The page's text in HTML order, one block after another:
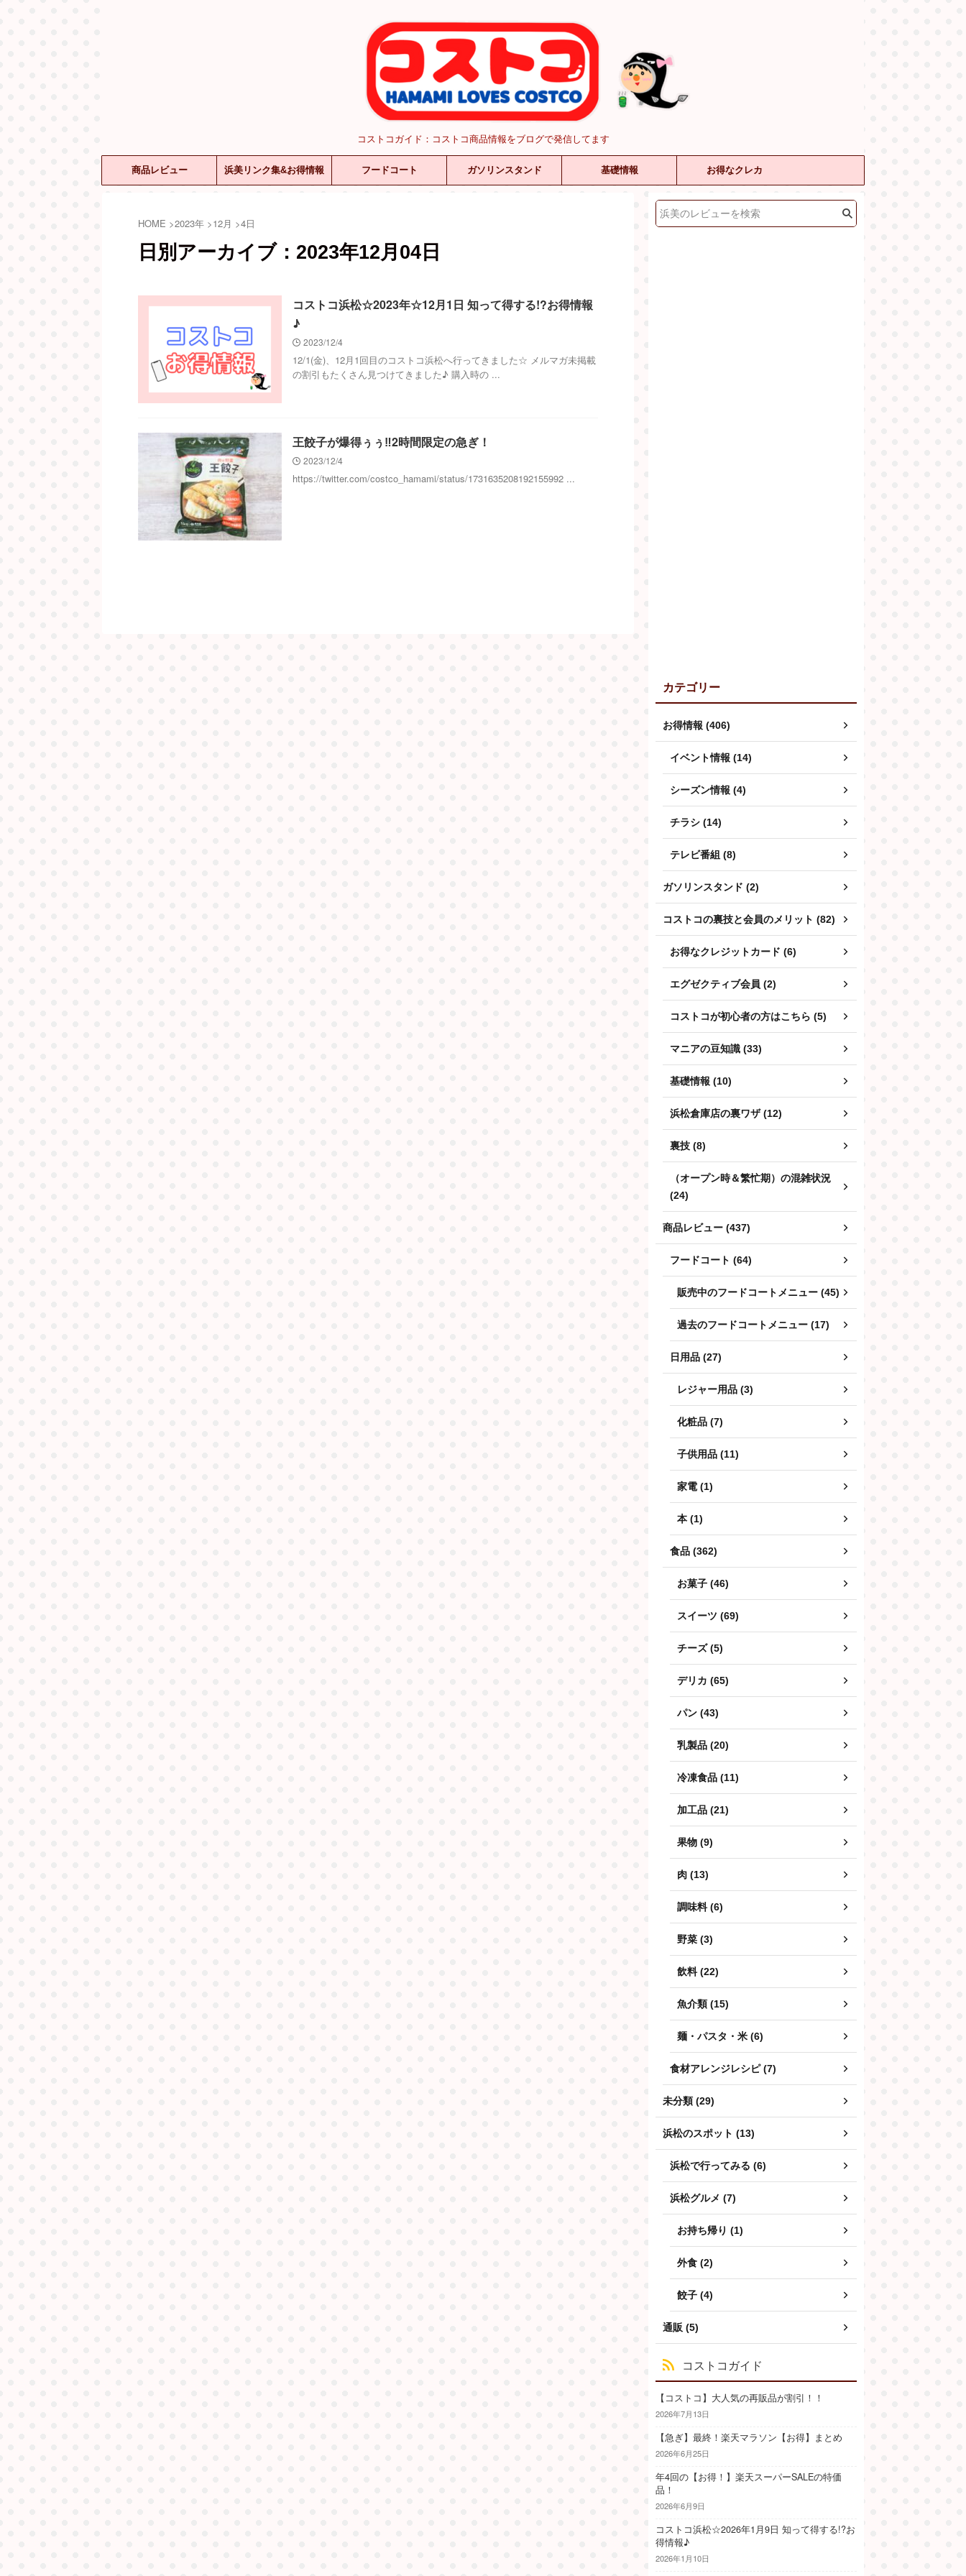
コストコガイド：コストコ商品情報をブログで発信してます
商品レビュー 浜美リンク集&お得情報 フードコート ガソリンスタンド 基礎情報 お得なクレカ
HOME >2023年 >12月 >4日
日別アーカイブ：2023年12月04日
コストコ浜松☆2023年☆12月1日 知って得する!?お得情報
♪
2023/12/4
12/1(金)、12月1回目のコストコ浜松へ行ってきました☆ メルマガ未掲載
の割引もたくさん見つけてきました♪ 購入時の ...
王餃子が爆得ぅぅ‼2時間限定の急ぎ！
2023/12/4
https://twitter.com/costco_hamami/status/1731635208192155992 ...
カテゴリー
お得情報 (406)
イベント情報 (14)
シーズン情報 (4)
チラシ (14)
テレビ番組 (8)
ガソリンスタンド (2)
コストコの裏技と会員のメリット (82)
お得なクレジットカード (6)
エグゼクティブ会員 (2)
コストコが初心者の方はこちら (5)
マニアの豆知識 (33)
基礎情報 (10)
浜松倉庫店の裏ワザ (12)
裏技 (8)
（オープン時＆繁忙期）の混雑状況
(24)
商品レビュー (437)
フードコート (64)
販売中のフードコートメニュー (45)
過去のフードコートメニュー (17)
日用品 (27)
レジャー用品 (3)
化粧品 (7)
子供用品 (11)
家電 (1)
本 (1)
食品 (362)
お菓子 (46)
スイーツ (69)
チーズ (5)
デリカ (65)
パン (43)
乳製品 (20)
冷凍食品 (11)
加工品 (21)
果物 (9)
肉 (13)
調味料 (6)
野菜 (3)
飲料 (22)
魚介類 (15)
麺・パスタ・米 (6)
食材アレンジレシピ (7)
未分類 (29)
浜松のスポット (13)
浜松で行ってみる (6)
浜松グルメ (7)
お持ち帰り (1)
外食 (2)
餃子 (4)
通販 (5)
コストコガイド
【コストコ】大人気の再販品が割引！！
2026年7月13日
【急ぎ】最終！楽天マラソン【お得】まとめ
2026年6月25日
年4回の【お得！】楽天スーパーSALEの特価
品！
2026年6月9日
コストコ浜松☆2026年1月9日 知って得する!?お
得情報♪
2026年1月10日